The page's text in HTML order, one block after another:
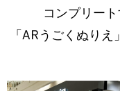
コンプリー
「ARうごくぬり